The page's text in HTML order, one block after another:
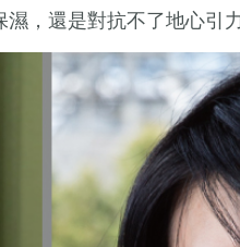
，還是對抗不了地心引力